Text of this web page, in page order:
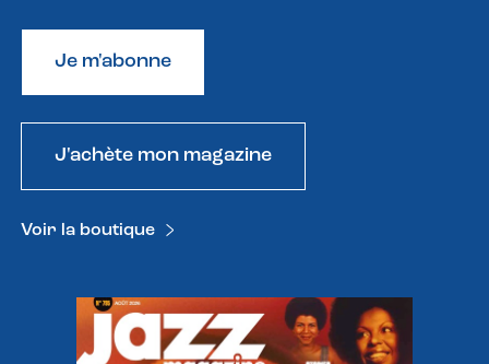
Je m'abonne
J'achète mon magazine
Voir la boutique